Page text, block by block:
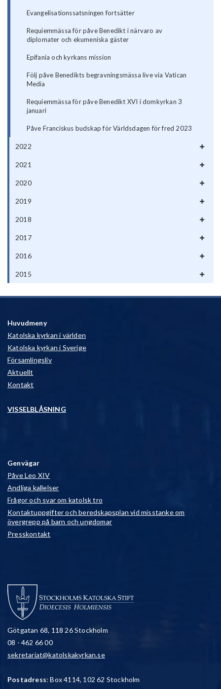
Evangelisationssatsningen fortsätter
Requiemmässa för påve Benedikt i närvaro av
diplomater och ekumeniska gäster
Epifania och kyrkans mission
Följ påve Benedikts begravningsmässa live via Vatican
Media
Requiemmässa för påve Benedikt XVI i domkyrkan 3
januari
Påve Franciskus budskap för Världsdagen för fred 2023
2022
2021
2020
2019
2018
2017
2016
2015
Huvudmeny
Katolska kyrkan i världen
Katolska kyrkan i Sverige
Församlingsliv
Aktuellt
Kontakt
VISSELBLÅSNING
Genvägar
Påve Leo XIV
Andliga kallelser
Frågor och svar om katolsk tro
Kontaktuppgifter och beredskapsplan vid misstanke om
övergrepp på barn och ungdomar
Presskontakt
Götgatan 68, 118 26 Stockholm
08 - 462 66 00
sekretariat@katolskakyrkan.se
Postadress: Box 4114, 102 62 Stockholm